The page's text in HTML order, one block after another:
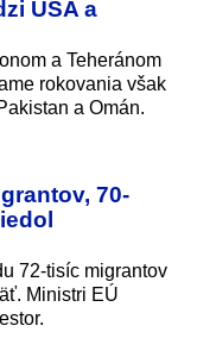
USA a
a Teheránom
rokovania však
a Omán.
70-
72-tisíc migrantov
Ministri EÚ